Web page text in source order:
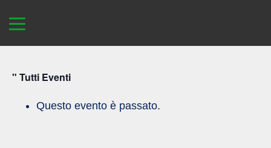
" Tutti Eventi
Questo evento è passato.